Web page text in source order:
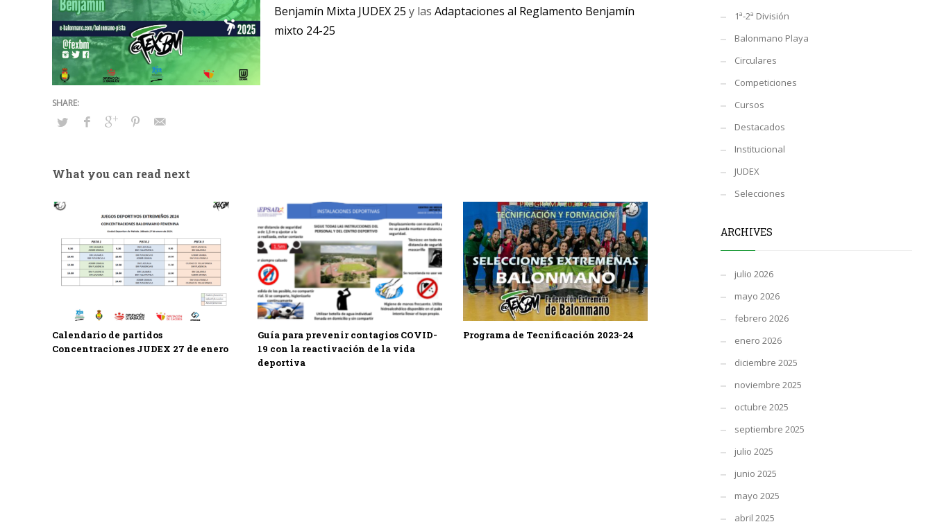
Benjamín Mixta JUDEX 25 y las Adaptaciones al Reglamento Benjamín
mixto 24-25
What you can read next
Calendario de partidos
Concentraciones JUDEX 27 de enero
Guía para prevenir contagios COVID-
19 con la reactivación de la vida
deportiva
Programa de Tecnificación 2023-24
1ª-2ª División
Balonmano Playa
Circulares
Competiciones
Cursos
Destacados
Institucional
JUDEX
Selecciones
ARCHIVES
julio 2026
mayo 2026
febrero 2026
enero 2026
diciembre 2025
noviembre 2025
octubre 2025
septiembre 2025
julio 2025
junio 2025
mayo 2025
abril 2025